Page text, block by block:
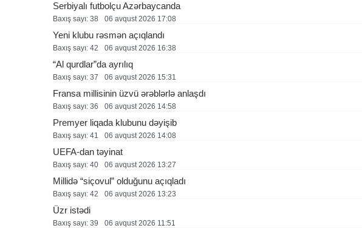
Serbiyalı futbolçu Azərbaycanda
Baxış sayı: 38 06 avqust 2026 17:08
Yeni klubu rəsmən açıqlandı
Baxış sayı: 42 06 avqust 2026 16:38
“Al qurdlar”da ayrılıq
Baxış sayı: 37 06 avqust 2026 15:31
Fransa millisinin üzvü ərəblərlə anlaşdı
Baxış sayı: 36 06 avqust 2026 14:58
Premyer liqada klubunu dəyişib
Baxış sayı: 41 06 avqust 2026 14:08
UEFA-dan təyinat
Baxış sayı: 40 06 avqust 2026 13:27
Millidə “siçovul” olduğunu açıqladı
Baxış sayı: 42 06 avqust 2026 13:23
Üzr istədi
Baxış sayı: 39 06 avqust 2026 11:51